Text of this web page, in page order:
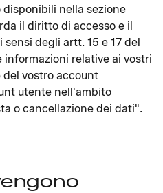
nella sezione
il diritto di accesso e il
degli artt. 15 e 17 del
informazioni relative ai vostri
vostro account
utente nell'ambito
o cancellazione dei dati".